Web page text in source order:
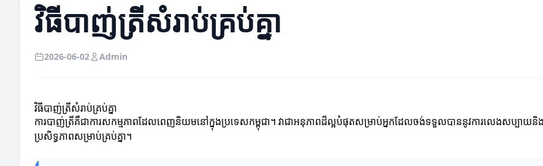
វិធីបាញ់ត្រីសំរាប់គ្រប់គ្នា
2026-06-02 Admin
វិធីបាញ់ត្រីសំរាប់គ្រប់គ្នា
ការបាញ់ត្រីគឺជាការសកម្មភាពដែលពេញនិយមនៅក្នុងប្រទេសកម្ពុជា។ វាជា​អនុភាពដ៏ល្អបំផុតសម្រាប់អ្នកដែលចង់ទទួលបាននូវការលេងសប្បាយនិ
ប្រសិទ្ធភាពសម្រាប់គ្រប់គ្នា។